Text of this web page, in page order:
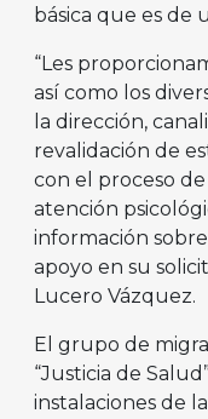
básica que es de
“Les
así como los
la dirección,
revalidación de
con el proceso
atención
información
apoyo en su
Lucero Vázquez.
El grupo de
“Justicia de
instalaciones de